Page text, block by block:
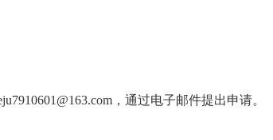
，通过电子邮件提出申请。